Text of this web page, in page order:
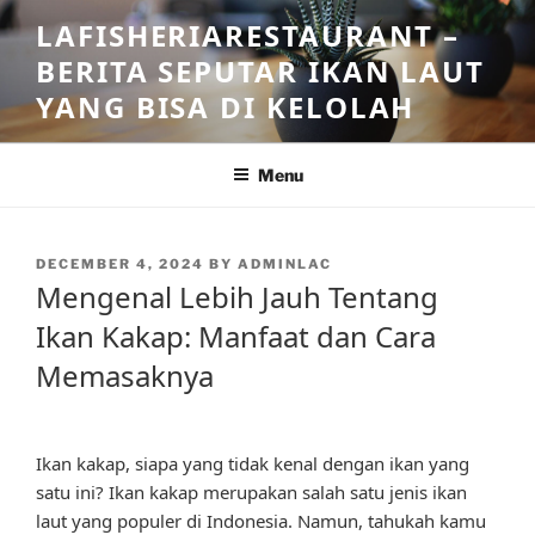
Skip
to
content
LAFISHERIARESTAURANT –
BERITA SEPUTAR IKAN LAUT
YANG BISA DI KELOLAH
Menu
POSTED
DECEMBER 4, 2024 BY ADMINLAC
Mengenal Lebih Jauh Tentang
Ikan Kakap: Manfaat dan Cara
Memasaknya
Ikan kakap, siapa yang tidak kenal dengan ikan yang
satu ini? Ikan kakap merupakan salah satu jenis ikan
laut yang populer di Indonesia. Namun, tahukah kamu